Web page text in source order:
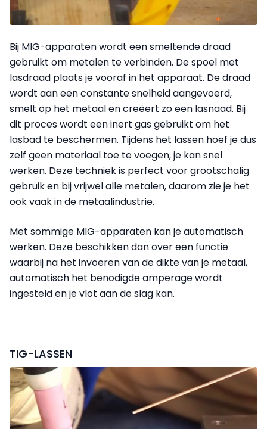
Bij MIG-apparaten wordt een smeltende draad
gebruikt om metalen te verbinden. De spoel met
lasdraad plaats je vooraf in het apparaat. De draad
wordt aan een constante snelheid aangevoerd,
smelt op het metaal en creëert zo een lasnaad. Bij
dit proces wordt een inert gas gebruikt om het
lasbad te beschermen. Tijdens het lassen hoef je dus
zelf geen materiaal toe te voegen, je kan snel
werken. Deze techniek is perfect voor grootschalig
gebruik en bij vrijwel alle metalen, daarom zie je het
ook vaak in de metaalindustrie.
Met sommige MIG-apparaten kan je automatisch
werken. Deze beschikken dan over een functie
waarbij na het invoeren van de dikte van je metaal,
automatisch het benodigde amperage wordt
ingesteld en je vlot aan de slag kan.
TIG-LASSEN